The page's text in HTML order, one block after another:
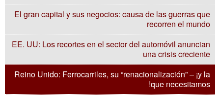
El gran capital y sus negocios: causa de las guerras que
recorren el mundo
EE. UU: Los recortes en el sector del automóvil anuncian
una crisis creciente
Reino Unido: Ferrocarriles, su “renacionalización” – ¡y la
que necesitamos!